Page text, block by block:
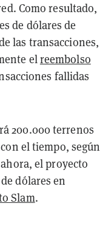
Como resultado,
de dólares de
las transacciones,
elreembolso
fallidas
200.000 terrenos
el tiempo, según
el proyecto
dólares en
Slam.